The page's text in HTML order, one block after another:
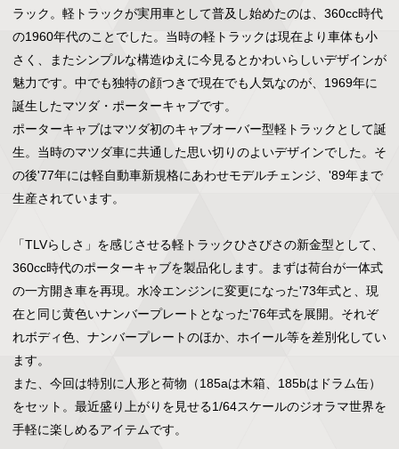
ラック。軽トラックが実用車として普及し始めたのは、360cc時代
の1960年代のことでした。当時の軽トラックは現在より車体も小
さく、またシンプルな構造ゆえに今見るとかわいらしいデザインが
魅力です。中でも独特の顔つきで現在でも人気なのが、1969年に
誕生したマツダ・ポーターキャブです。
ポーターキャブはマツダ初のキャブオーバー型軽トラックとして誕
生。当時のマツダ車に共通した思い切りのよいデザインでした。そ
の後'77年には軽自動車新規格にあわせモデルチェンジ、'89年まで
生産されています。
「TLVらしさ」を感じさせる軽トラックひさびさの新金型として、
360cc時代のポーターキャブを製品化します。まずは荷台が一体式
の一方開き車を再現。水冷エンジンに変更になった'73年式と、現
在と同じ黄色いナンバープレートとなった'76年式を展開。それぞ
れボディ色、ナンバープレートのほか、ホイール等を差別化してい
ます。
また、今回は特別に人形と荷物（185aは木箱、185bはドラム缶）
をセット。最近盛り上がりを見せる1/64スケールのジオラマ世界を
手軽に楽しめるアイテムです。